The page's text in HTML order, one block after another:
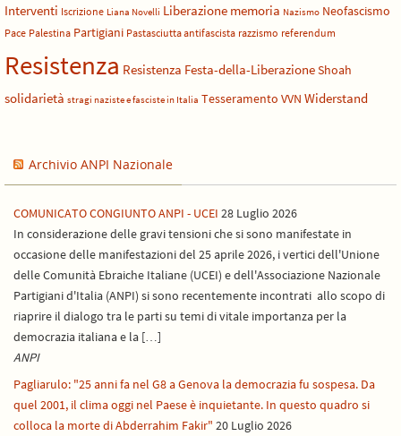
Interventi Iscrizione Liana Novelli Liberazione memoria Nazismo Neofascismo
Pace Palestina Partigiani Pastasciutta antifascista razzismo referendum
Resistenza Resistenza Festa-della-LiberazioneShoah
solidarietà stragi naziste e fasciste in Italia Tesseramento VVN Widerstand
Archivio ANPI Nazionale
COMUNICATO CONGIUNTO ANPI - UCEI 28 Luglio 2026
In considerazione delle gravi tensioni che si sono manifestate in
occasione delle manifestazioni del 25 aprile 2026, i vertici dell'Unione
delle Comunità Ebraiche Italiane (UCEI) e dell'Associazione Nazionale
Partigiani d'Italia (ANPI) si sono recentemente incontrati allo scopo di
riaprire il dialogo tra le parti su temi di vitale importanza per la
democrazia italiana e la […]
ANPI
Pagliarulo: "25 anni fa nel G8 a Genova la democrazia fu sospesa. Da
quel 2001, il clima oggi nel Paese è inquietante. In questo quadro si
colloca la morte di Abderrahim Fakir" 20 Luglio 2026